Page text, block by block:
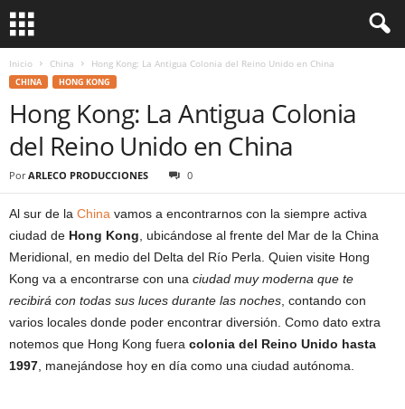
Inicio China Hong Kong: La Antigua Colonia del Reino Unido en China
CHINA HONG KONG
Hong Kong: La Antigua Colonia
del Reino Unido en China
Por ARLECO PRODUCCIONES 0
Al sur de la China vamos a encontrarnos con la siempre activa
ciudad de Hong Kong , ubicándose al frente del Mar de la China
Meridional, en medio del Delta del Río Perla. Quien visite Hong
Kong va a encontrarse con una ciudad muy moderna que te
recibirá con todas sus luces durante las noches , contando con
varios locales donde poder encontrar diversión. Como dato extra
notemos que Hong Kong fuera colonia del Reino Unido hasta
1997 , manejándose hoy en día como una ciudad autónoma.